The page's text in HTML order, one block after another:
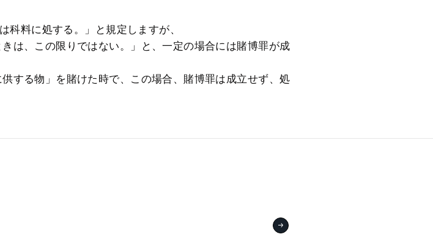
科料に処する。」と規定しますが、
は、この限りではない。」と、一定の場合には賭博罪が成
する物」を賭けた時で、この場合、賭博罪は成立せず、処